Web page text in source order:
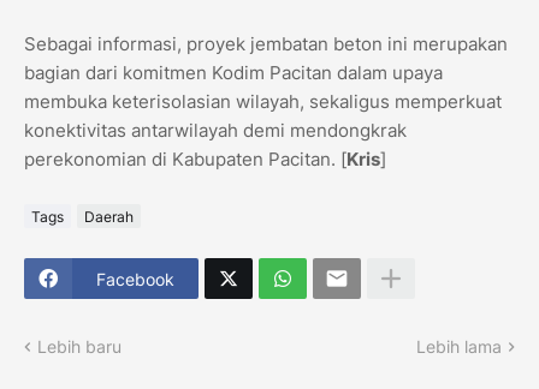
​Sebagai informasi, proyek jembatan beton ini merupakan
bagian dari komitmen Kodim Pacitan dalam upaya
membuka keterisolasian wilayah, sekaligus memperkuat
konektivitas antarwilayah demi mendongkrak
perekonomian di Kabupaten Pacitan. [Kris]
Tags Daerah
Facebook
Lebih baru Lebih lama